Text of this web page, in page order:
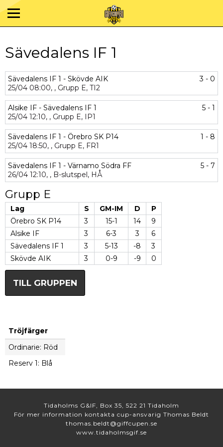
Sävedalens IF 1
Sävedalens IF 1 - Skövde AIK
3 - 0
25/04 08:00, , Grupp E, TI2
Alsike IF - Sävedalens IF 1
5 - 1
25/04 12:10, , Grupp E, IP1
Sävedalens IF 1 - Örebro SK P14
1 - 8
25/04 18:50, , Grupp E, FR1
Sävedalens IF 1 - Värnamo Södra FF
5 - 7
26/04 12:10, , B-slutspel, HÅ
Grupp E
Lag S GM-IM D
P
Örebro SK P14
3 15-1 14
9
Alsike IF
3 6-3 3
6
Sävedalens IF 1
3 5-13 -8
3
Skövde AIK
3 0-9 -9 0
TILL GRUPPEN
Tröjfärger
Ordinarie: Röd
Reserv 1: Blå
Tidaholms G&IF, Box 35, 522 21 Tidaholm
För mer information kontakta cup-ansvarig Thomas Beldt
thomas.beldt@giffcupen.se
www.tidaholmsgif.se